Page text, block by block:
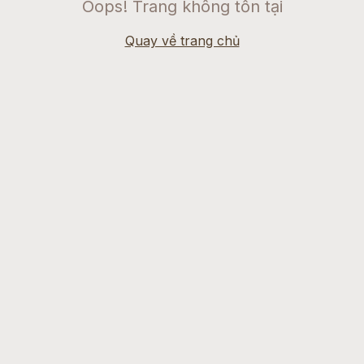
Oops! Trang không tồn tại
Quay về trang chủ